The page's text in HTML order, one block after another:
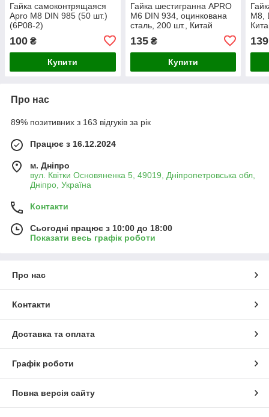
Гайка самоконтрящаяся
Apro М8 DIN 985 (50 шт.)
(6P08-2)
100 ₴
Купити
Гайка шестигранна APRO
М6 DIN 934, оцинкована
сталь, 200 шт., Китай
135₴
Купити
М8,
139
Про нас
89% позитивних з 163 відгуків за рік
Працює з 16.12.2024
м. Дніпро
вул. Квітки Основяненка 5, 49019, Дніпропетровська обл,
Дніпро, Україна
Контакти
Сьогодні працює з 10:00 до 18:00
Показати весь графік роботи
Про нас
Контакти
Доставка та оплата
Графік роботи
Повна версія сайту